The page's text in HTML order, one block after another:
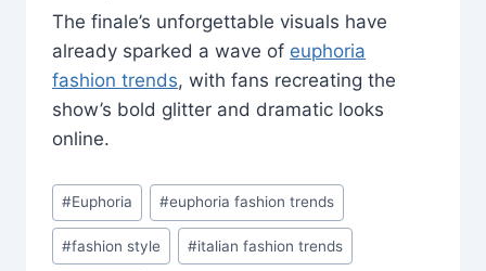
The finale’s unforgettable visuals have
already sparked a wave of euphoria
fashion trends, with fans recreating the
show’s bold glitter and dramatic looks
online.
Post
Tags:
#Euphoria #euphoria fashion trends
#fashion style #italian fashion trends